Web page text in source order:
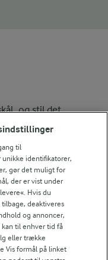
og stil det
det herefter
lille gryde. Tilsæt
i ca. 5 min. Lad
tomater og
til
unikke identifikatorer,
gør det muligt for
der er vist under
Hvis du
deaktiveres
og annoncer,
kan til enhver tid få
eller trække
Vis formål på linket